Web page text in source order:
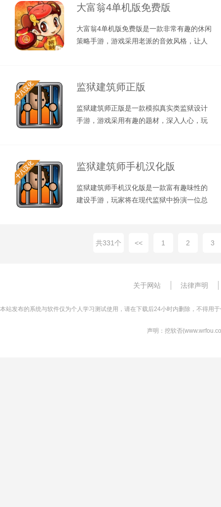
大富翁4单机版免费版
大富翁4单机版免费版是一款非常有趣的休闲
策略手游，游戏采用老派的音效风格，让人
监狱建筑师正版
监狱建筑师正版是一款模拟真实类监狱设计
手游，游戏采用有趣的题材，深入人心，玩
监狱建筑师手机汉化版
监狱建筑师手机汉化版是一款富有趣味性的
建设手游，玩家将在现代监狱中扮演一位总
共331个 << 1 2 3
关于网站 法律声明
本站发布的系统与软件仅为个人学习测试使用，请在下载后24小时内删除，不得用
声明：挖软否